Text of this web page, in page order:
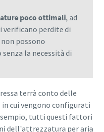
poco ottimali, ad
verificano perdite di
possono
la necessità di
terrà conto delle
cui vengono configurati
tutti questi fattori
dell'attrezzatura per aria